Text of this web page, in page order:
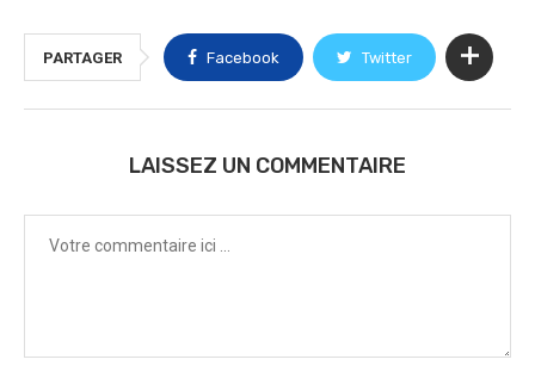
PARTAGER Facebook Twitter
LAISSEZ UN COMMENTAIRE